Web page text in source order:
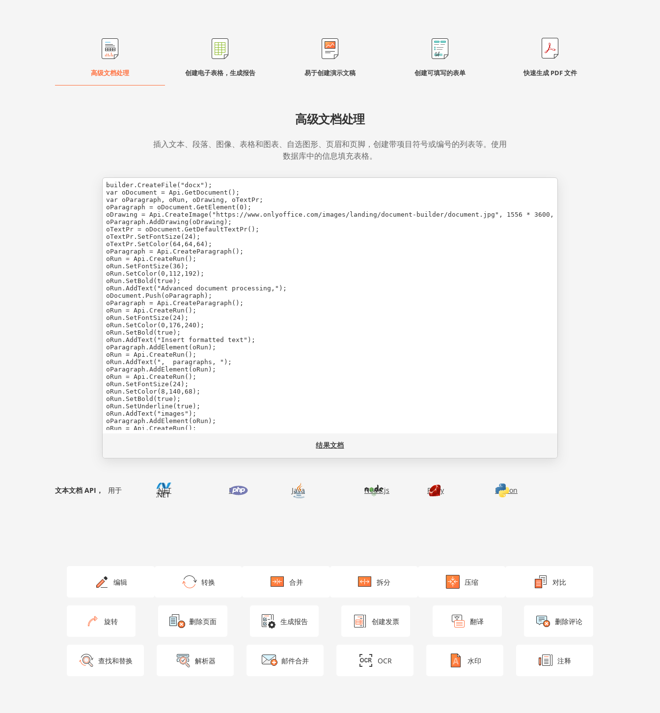
高级文档处理 创建电子表格，生成报告 易于创建演示文稿 创建可填写的表单 快速生成 PDF 文件
高级文档处理
插入文本、段落、图像、表格和图表、自选图形、页眉和页脚，创建带项目符号或编号的列表等。使用
数据库中的信息填充表格。
builder.CreateFile("docx");
var oDocument = Api.GetDocument();
var oParagraph, oRun, oDrawing, oTextPr;
oParagraph = oDocument.GetElement(0);
oDrawing = Api.CreateImage("https://www.onlyoffice.com/images/landing/document-builder/document.jpg", 1556 * 3600, 1044 * 3600);
oParagraph.AddDrawing(oDrawing);
oTextPr = oDocument.GetDefaultTextPr();
oTextPr.SetFontSize(24);
oTextPr.SetColor(64,64,64);
oParagraph = Api.CreateParagraph();
oRun = Api.CreateRun();
oRun.SetFontSize(36);
oRun.SetColor(0,112,192);
oRun.SetBold(true);
oRun.AddText("Advanced document processing,");
oDocument.Push(oParagraph);
oParagraph = Api.CreateParagraph();
oRun = Api.CreateRun();
oRun.SetFontSize(24);
oRun.SetColor(0,176,240);
oRun.SetBold(true);
oRun.AddText("Insert formatted text");
oParagraph.AddElement(oRun);
oRun = Api.CreateRun();
oRun.AddText(",  paragraphs, ");
oParagraph.AddElement(oRun);
oRun = Api.CreateRun();
oRun.SetFontSize(24);
oRun.SetColor(8,140,68);
oRun.SetBold(true);
oRun.SetUnderline(true);
oRun.AddText("images");
oParagraph.AddElement(oRun);
oRun = Api.CreateRun();
oRun.SetFontSize(24);
oRun.AddText("charts, ");
oParagraph.AddElement(oRun);
oRun.SetFontSize(40);
oRun.AddText("headers");
oParagraph.AddElement(oRun);
oParagraph.AddElement(oRun);
oRun = Api.CreateRun();
oRun.SetItalic(true);
oParagraph.AddElement(oRun);
oRun = Api.CreateRun();
结果文档
文本文档 API， 用于 .NET PHP Java Node.js Ruby Python
编辑 转换 合并 拆分 压缩 对比
旋转 删除页面 生成报告 创建发票 翻译 删除评论
查找和替换 解析器 邮件合并 OCR 水印 注释